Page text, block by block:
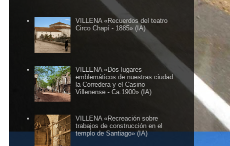
VILLENA «Recuerdos del teatro
Circo Chapí - 1885» (IA)
VILLENA «Dos lugares
emblemáticos de nuestras ciudad:
la Corredera y el Casino
Villenense - Ca.1900» (IA)
VILLENA «Recreación sobre
trabajos de construcción en el
templo de Santiago» (IA)